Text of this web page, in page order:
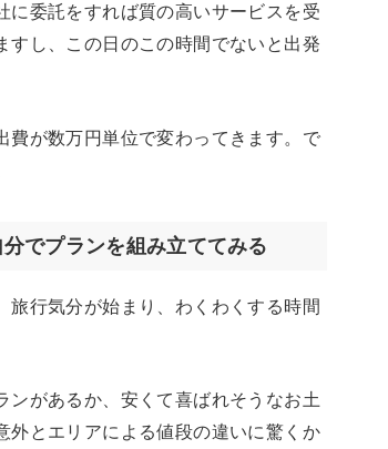
に委託をすれば質の高いサービスを受
すし、この日のこの時間でないと出発
費が数万円単位で変わってきます。で
でプランを組み立ててみる
行気分が始まり、わくわくする時間
があるか、安くて喜ばれそうなお土
外とエリアによる値段の違いに驚くか